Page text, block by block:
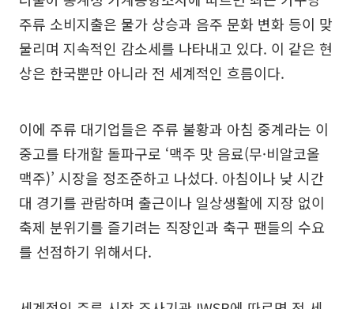
주류 소비지출은 물가 상승과 음주 문화 변화 등이 맞
물리며 지속적인 감소세를 나타내고 있다. 이 같은 현
상은 한국뿐만 아니라 전 세계적인 흐름이다.
이에 주류 대기업들은 주류 불황과 아침 중계라는 이
중고를 타개할 돌파구로 ‘맥주 맛 음료(무·비알코올
맥주)’ 시장을 정조준하고 나섰다. 아침이나 낮 시간
대 경기를 관람하며 출근이나 일상생활에 지장 없이
축제 분위기를 즐기려는 직장인과 축구 팬들의 수요
를 선점하기 위해서다.